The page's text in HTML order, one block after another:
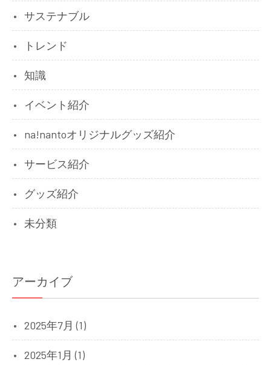
サステナブル
トレンド
知識
イベント紹介
na!nantoオリジナルグッズ紹介
サービス紹介
グッズ紹介
未分類
アーカイブ
2025年7月 (1)
2025年1月 (1)